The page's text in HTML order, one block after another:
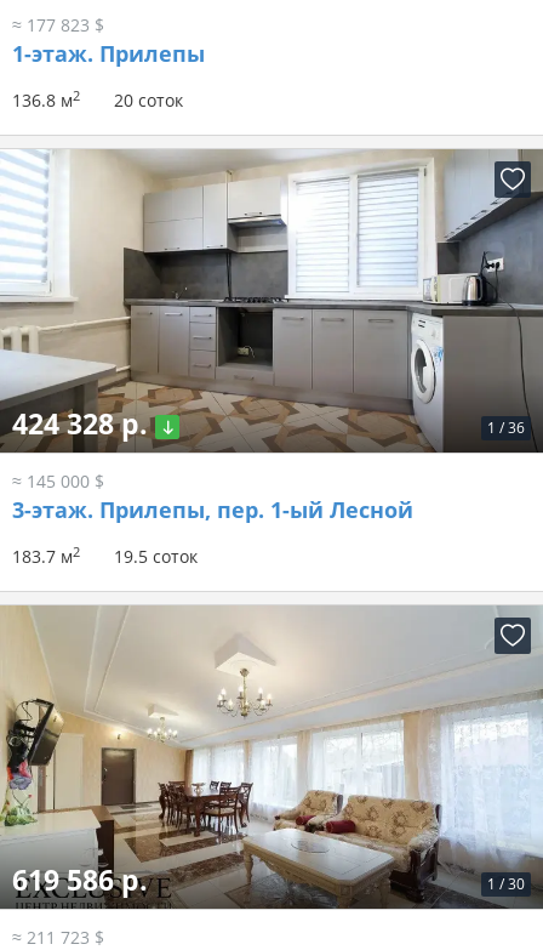
≈ 177 823 $
1-этаж. Прилепы
136.8 м2 20 соток
1 /36
424 328 р.
≈ 145 000 $
3-этаж. Прилепы, пер. 1-ый Лесной
183.7 м2 19.5 соток
1 /30
619 586 р.
≈ 211 723 $